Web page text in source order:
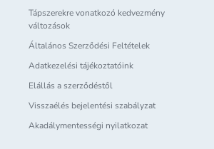
Tápszerekre vonatkozó kedvezmény
változások
Általános Szerződési Feltételek
Adatkezelési tájékoztatóink
Elállás a szerződéstől
Visszaélés bejelentési szabályzat
Akadálymentességi nyilatkozat